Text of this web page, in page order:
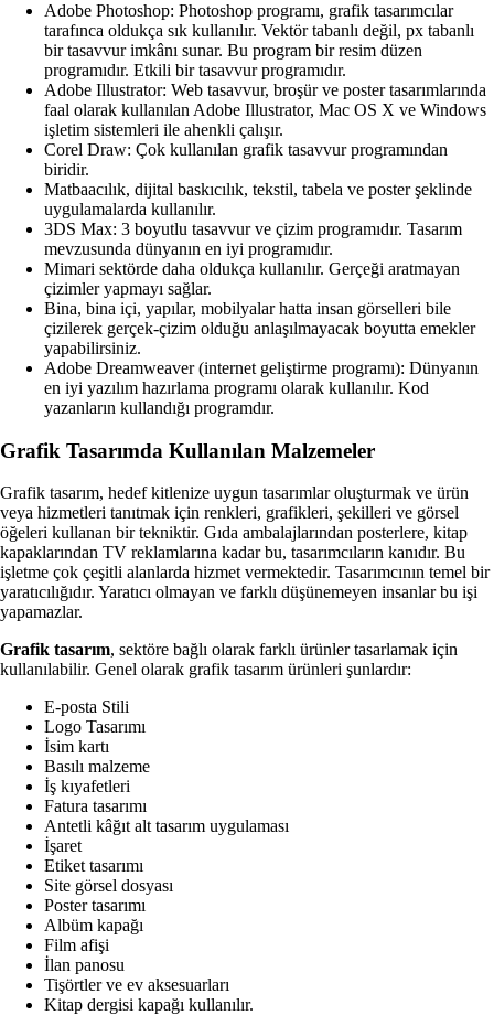
Adobe Photoshop: Photoshop programı, grafik tasarımcılar
tarafınca oldukça sık kullanılır. Vektör tabanlı değil, px tabanlı
bir tasavvur imkânı sunar. Bu program bir resim düzen
programıdır. Etkili bir tasavvur programıdır.
Adobe Illustrator: Web tasavvur, broşür ve poster tasarımlarında
faal olarak kullanılan Adobe Illustrator, Mac OS X ve Windows
işletim sistemleri ile ahenkli çalışır.
Corel Draw: Çok kullanılan grafik tasavvur programından
biridir.
Matbaacılık, dijital baskıcılık, tekstil, tabela ve poster şeklinde
uygulamalarda kullanılır.
3DS Max: 3 boyutlu tasavvur ve çizim programıdır. Tasarım
mevzusunda dünyanın en iyi programıdır.
Mimari sektörde daha oldukça kullanılır. Gerçeği aratmayan
çizimler yapmayı sağlar.
Bina, bina içi, yapılar, mobilyalar hatta insan görselleri bile
çizilerek gerçek-çizim olduğu anlaşılmayacak boyutta emekler
yapabilirsiniz.
Adobe Dreamweaver (internet geliştirme programı): Dünyanın
en iyi yazılım hazırlama programı olarak kullanılır. Kod
yazanların kullandığı programdır.
Grafik Tasarımda Kullanılan Malzemeler
Grafik tasarım, hedef kitlenize uygun tasarımlar oluşturmak ve ürün
veya hizmetleri tanıtmak için renkleri, grafikleri, şekilleri ve görsel
öğeleri kullanan bir tekniktir. Gıda ambalajlarından posterlere, kitap
kapaklarından TV reklamlarına kadar bu, tasarımcıların kanıdır. Bu
işletme çok çeşitli alanlarda hizmet vermektedir. Tasarımcının temel bir
yaratıcılığıdır. Yaratıcı olmayan ve farklı düşünemeyen insanlar bu işi
yapamazlar.
Grafik tasarım, sektöre bağlı olarak farklı ürünler tasarlamak için
kullanılabilir. Genel olarak grafik tasarım ürünleri şunlardır:
E-posta Stili
Logo Tasarımı
İsim kartı
Basılı malzeme
İş kıyafetleri
Fatura tasarımı
Antetli kâğıt alt tasarım uygulaması
İşaret
Etiket tasarımı
Site görsel dosyası
Poster tasarımı
Albüm kapağı
Film afişi
İlan panosu
Tişörtler ve ev aksesuarları
Kitap dergisi kapağı kullanılır.